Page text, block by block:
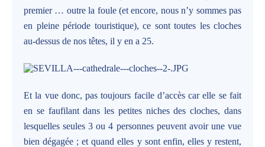
premier … outre la foule (et encore, nous n’y sommes pas
en pleine période touristique), ce sont toutes les cloches
au-dessus de nos têtes, il y en a 25.
Et la vue donc, pas toujours facile d’accès car elle se fait
en se faufilant dans les petites niches des cloches, dans
lesquelles seules 3 ou 4 personnes peuvent avoir une vue
bien dégagée ; et quand elles y sont enfin, elles y restent,